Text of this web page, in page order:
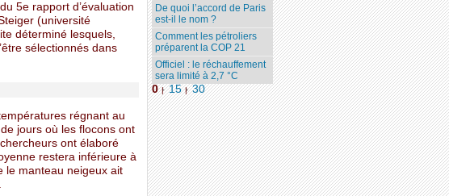
5e rapport d’évaluation
(université
déterminé lesquels,
sélectionnés dans
régnant au
jours où les flocons ont
ont élaboré
restera inférieure à
le manteau neigeux ait
De quoi l’accord de Paris
est-il le nom ?
Comment les pétroliers
préparent la COP 21
Officiel : le réchauffement
sera limité à 2,7 °C
0 | 15 | 30